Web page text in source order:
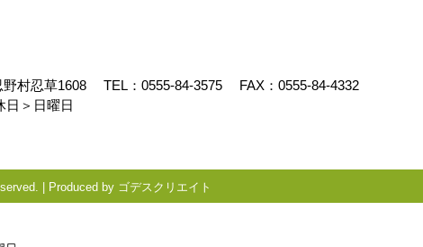
野村忍草1608 TEL： 0555-84-3575
FAX：0555-84-4332
日＞日曜日
Produced by ゴデスクリエイト